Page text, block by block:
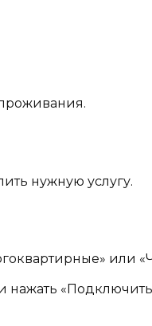
нужную услугу.
или
нажать